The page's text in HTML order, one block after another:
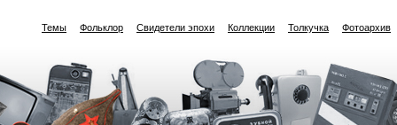
Темы Фольклор Свидетели эпохи Коллекции Толкучка Фотоархив